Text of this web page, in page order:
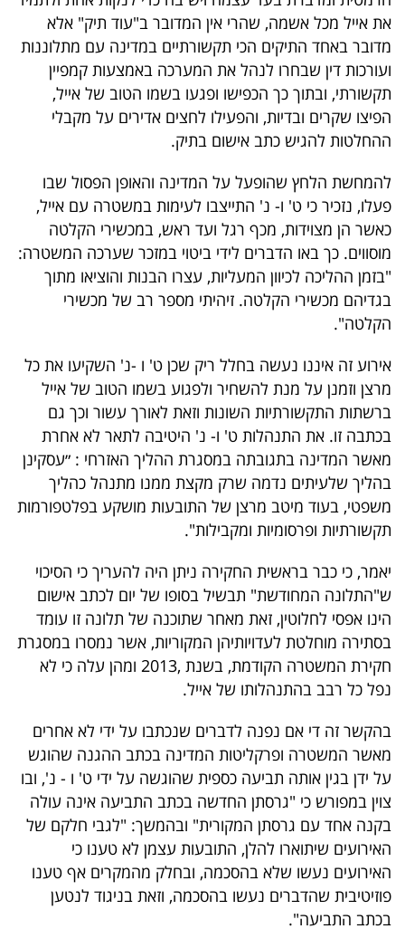
את אייל מכל אשמה, שהרי אין המדובר ב"עוד תיק" אלא
מדובר באחד התיקים הכי תקשורתיים במדינה עם מתלוננות
ועורכות דין שבחרו לנהל את המערכה באמצעות קמפיין
תקשורתי, ובתוך כך הכפישו ופגעו בשמו הטוב של אייל,
הפיצו שקרים ובדיות, והפעילו לחצים אדירים על מקבלי
ההחלטות להגיש כתב אישום בתיק.
להמחשת הלחץ שהופעל על המדינה והאופן הפסול שבו
פעלו, נזכיר כי ט' ו- נ' התייצבו לעימות במשטרה עם אייל,
כאשר הן מצוידות, מכף רגל ועד ראש, במכשירי הקלטה
מוסווים. כך באו הדברים לידי ביטוי במזכר שערכה המשטרה:
"בזמן ההליכה לכיוון המעליות, עצרו הבנות והוציאו מתוך
בגדיהם מכשירי הקלטה. זיהיתי מספר רב של מכשירי
הקלטה".
אירוע זה איננו נעשה בחלל ריק שכן ט' ו -נ' השקיעו את כל
מרצן וזמנן על מנת להשחיר ולפגוע בשמו הטוב של אייל
ברשתות התקשורתיות השונות וזאת לאורך עשור וכך גם
בכתבה זו. את התנהלות ט' ו- נ' היטיבה לתאר לא אחרת
מאשר המדינה בתגובתה במסגרת ההליך האזרחי : ״עסקינן
בהליך שלעיתים נדמה שרק מקצת ממנו מתנהל כהליך
משפטי, בעוד מיטב מרצן של התובעות מושקע בפלטפורמות
תקשורתיות ופרסומיות ומקבילות".
יאמר, כי כבר בראשית החקירה ניתן היה להעריך כי הסיכוי
ש"התלונה המחודשת" תבשיל בסופו של יום לכתב אישום
הינו אפסי לחלוטין, זאת מאחר שתוכנה של תלונה זו עומד
בסתירה מוחלטת לעדויותיהן המקוריות, אשר נמסרו במסגרת
חקירת המשטרה הקודמת, בשנת ,2013 ומהן עלה כי לא
נפל כל רבב בהתנהלותו של אייל.
בהקשר זה די אם נפנה לדברים שנכתבו על ידי לא אחרים
מאשר המשטרה ופרקליטות המדינה בכתב ההגנה שהוגש
על ידן בגין אותה תביעה כספית שהוגשה על ידי ט' ו - נ', ובו
צוין במפורש כי "גרסתן החדשה בכתב התביעה אינה עולה
בקנה אחד עם גרסתן המקורית" ובהמשך: "לגבי חלקם של
האירועים שיתוארו להלן, התובעות עצמן לא טענו כי
האירועים נעשו שלא בהסכמה, ובחלק מהמקרים אף טענו
פוזיטיבית שהדברים נעשו בהסכמה, וזאת בניגוד לנטען
בכתב התביעה".